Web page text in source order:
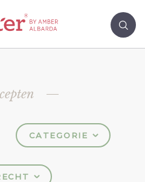
CATEGORIE